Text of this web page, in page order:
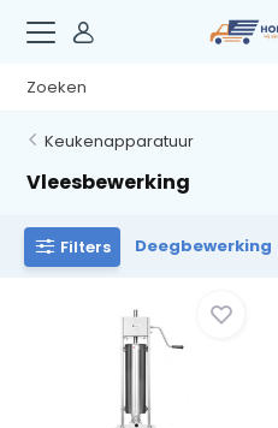
Keukenapparatuur
Vleesbewerking
Filters Deegbewerking